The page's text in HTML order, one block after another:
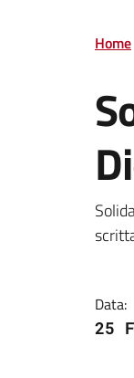
Home
Data:
25